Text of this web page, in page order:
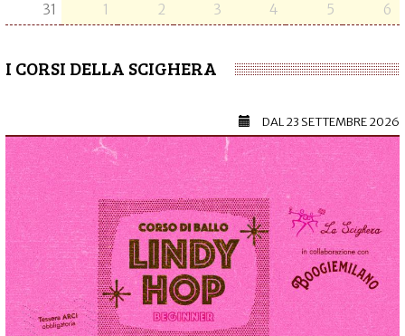
31
1 2 3 4 5 6
I CORSI DELLA SCIGHERA
DAL23 SETTEMBRE 2026